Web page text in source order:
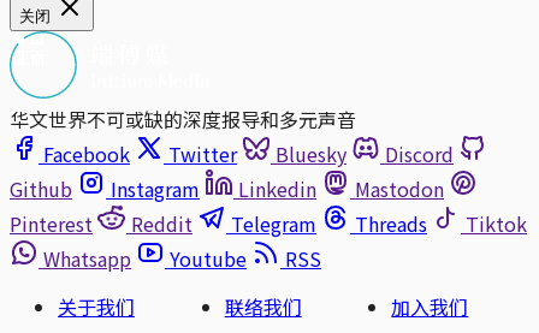
关闭
华文世界不可或缺的深度报导和多元声音
Facebook
Twitter Bluesky
Discord
Github
Instagram Linkedin
Mastodon
Pinterest
Reddit Telegram Threads
Tiktok
Whatsapp
Youtube
RSS
关于我们
联络我们
加入我们